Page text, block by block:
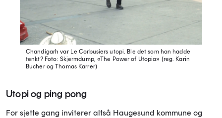
Chandigarh var Le Corbusiers utopi. Ble det som han hadde
tenkt?Foto: Skjermdump, «The Power of Utopia» (reg. Karin
Bucher og Thomas Karrer)
Utopi og ping pong
For sjette gang inviterer altså Haugesund kommune og